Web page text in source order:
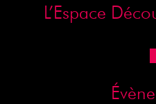
L’Espace